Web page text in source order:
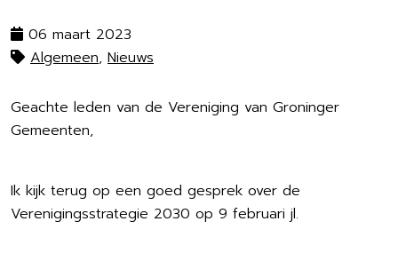
06 maart 2023
Algemeen, Nieuws
Geachte leden van de Vereniging van Groninger
Gemeenten,
Ik kijk terug op een goed gesprek over de
Verenigingsstrategie 2030 op 9 februari jl.